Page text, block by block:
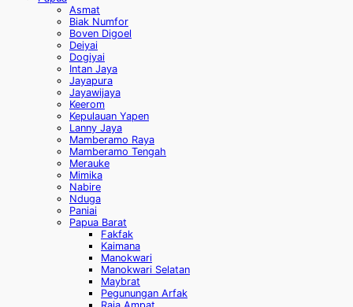
Asmat
Biak Numfor
Boven Digoel
Deiyai
Dogiyai
Intan Jaya
Jayapura
Jayawijaya
Keerom
Kepulauan Yapen
Lanny Jaya
Mamberamo Raya
Mamberamo Tengah
Merauke
Mimika
Nabire
Nduga
Paniai
Papua Barat
Fakfak
Kaimana
Manokwari
Manokwari Selatan
Maybrat
Pegunungan Arfak